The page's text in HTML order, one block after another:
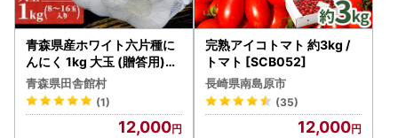
青森県産ホワイト六片種に
んにく 1kg 大玉 (贈答用)【
1635387】
青森県田舎館村
(1)
12,000
完熟アイコトマト 約3kg /
トマト [SCB052]
長崎県南島原市
(35)
12,000